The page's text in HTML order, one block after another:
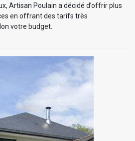
Artisan Poulain a décidé d’offrir plus
en offrant des tarifs très
votre budget.